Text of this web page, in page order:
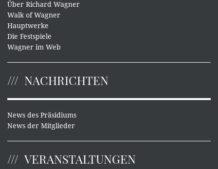
Über Richard Wagner
Walk of Wagner
Hauptwerke
Die Festspiele
Wagner im Web
NACHRICHTEN
News des Präsidiums
News der Mitglieder
VERANSTALTUNGEN